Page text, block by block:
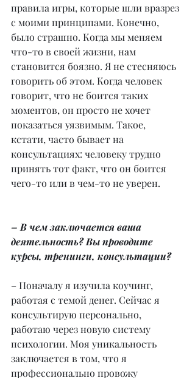
правила игры, которые шли вразрез
с моими принципами. Конечно,
было страшно. Когда мы меняем
что-то в своей жизни, нам
становится боязно. Я не стесняюсь
говорить об этом. Когда человек
говорит, что не боится таких
моментов, он просто не хочет
показаться уязвимым. Такое,
кстати, часто бывает на
консультациях: человеку трудно
принять тот факт, что он боится
чего-то или в чем-то не уверен.
– В чем заключается ваша
деятельность? Вы проводите
курсы, тренинги, консультации?
– Поначалу я изучила коучинг,
работая с темой денег. Сейчас я
консультирую персонально,
работаю через новую систему
психологии. Моя уникальность
заключается в том, что я
профессионально провожу